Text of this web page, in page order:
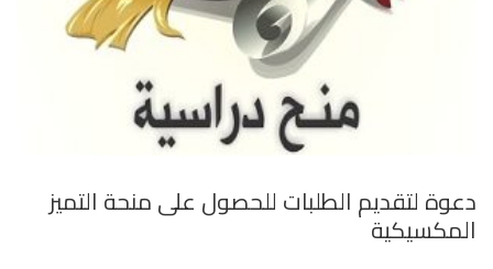
دعوة لتقديم الطلبات للحصول على منحة التميز
المكسيكية